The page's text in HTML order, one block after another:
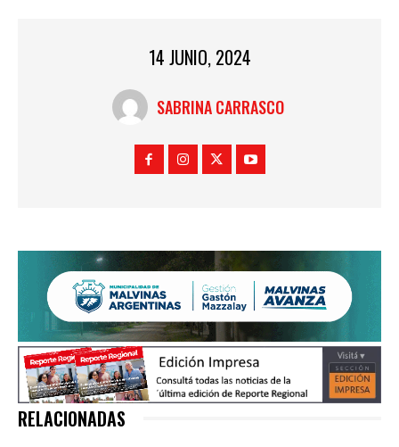
14 JUNIO, 2024
SABRINA CARRASCO
RELACIONADAS